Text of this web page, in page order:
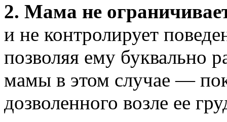
2. Мама не
и не контролирует
позволяя ему буквально
мамы в этом случае —
дозволенного возле ее